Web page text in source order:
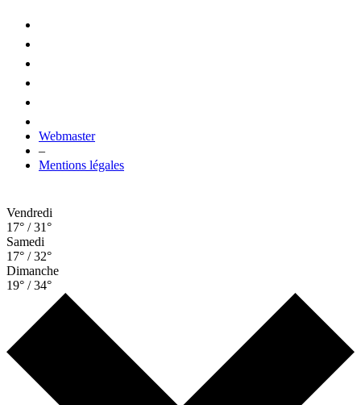
Webmaster
–
Mentions légales
Vendredi
17° / 31°
Samedi
17° / 32°
Dimanche
19° / 34°